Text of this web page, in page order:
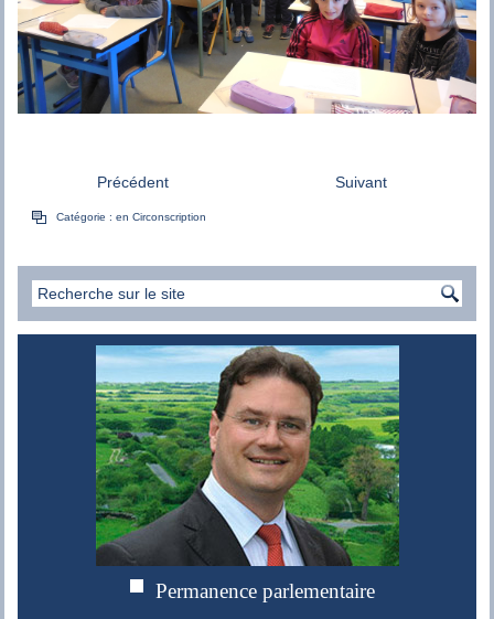
Précédent Suivant
Catégorie :en Circonscription
Permanence parlementaire